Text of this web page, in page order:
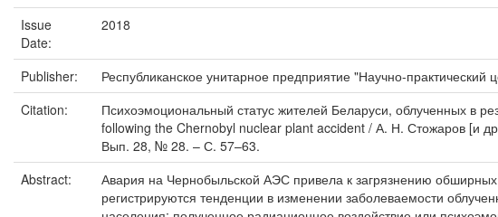
Issue
Date:
2018
Publisher:
Республиканское унитарное предприятие "Научно-практический
Citation:
Психоэмоциональный статус жителей Беларуси, облученных в
following the Chernobyl nuclear plant accident / А. Н. Стожаров [и
Вып. 28, № 28. – С. 57–63.
Abstract:
Авария на Чернобыльской АЭС привела к загрязнению
регистрируются тенденции в изменении заболеваемости